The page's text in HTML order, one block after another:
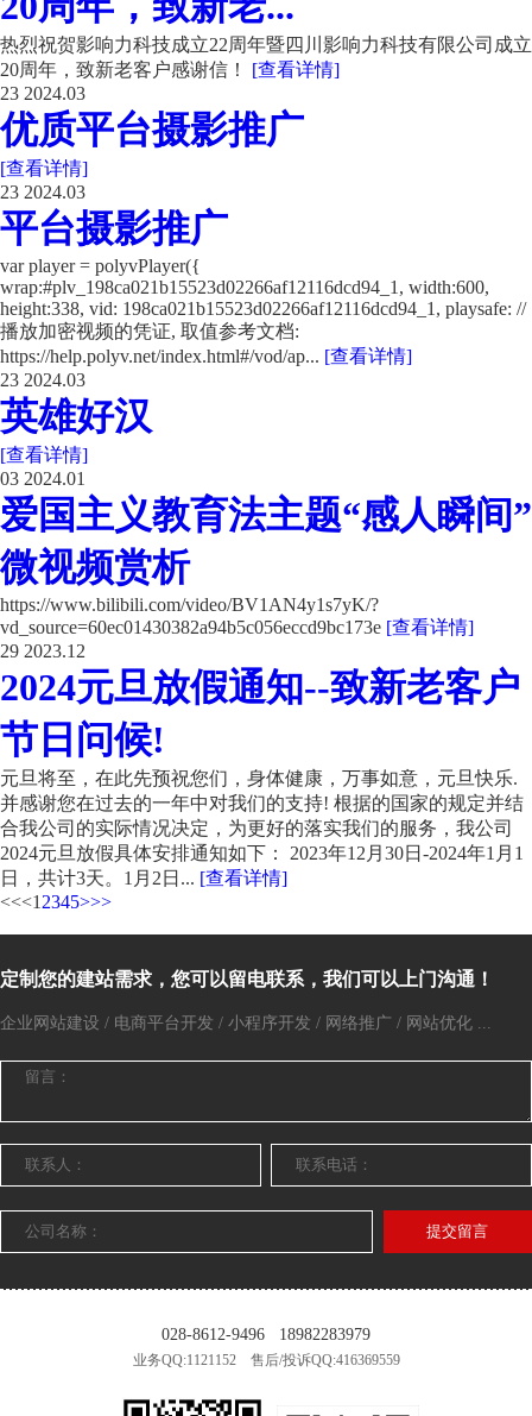
热烈祝贺影响力科技成立22周年暨四川影响力科技有限公司成立
20周年，致新老客户感谢信！ [查看详情]
23 2024.03
优质平台摄影推广
[查看详情]
23 2024.03
平台摄影推广
var player = polyvPlayer({
wrap:#plv_198ca021b15523d02266af12116dcd94_1, width:600,
height:338, vid: 198ca021b15523d02266af12116dcd94_1, playsafe: //
播放加密视频的凭证, 取值参考文档:
https://help.polyv.net/index.html#/vod/ap... [查看详情]
23 2024.03
英雄好汉
[查看详情]
03 2024.01
爱国主义教育法主题“感人瞬间”
微视频赏析
https://www.bilibili.com/video/BV1AN4y1s7yK/?
vd_source=60ec01430382a94b5c056eccd9bc173e [查看详情]
29 2023.12
2024元旦放假通知--致新老客户
节日问候!
元旦将至，在此先预祝您们，身体健康，万事如意，元旦快乐.
并感谢您在过去的一年中对我们的支持! 根据的国家的规定并结
合我公司的实际情况决定，为更好的落实我们的服务，我公司
2024元旦放假具体安排通知如下： 2023年12月30日-2024年1月1
日，共计3天。1月2日... [查看详情]
<<<1 2345>>>
定制您的建站需求，您可以留电联系，我们可以上门沟通！
企业网站建设 / 电商平台开发 / 小程序开发 / 网络推广 / 网站优化 ...
提交留言
028-8612-9496 18982283979
业务QQ:1121152 售后/投诉QQ:416369559